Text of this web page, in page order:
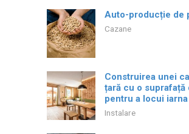
Auto-producție de
Cazane
Construirea unei
țară cu o suprafață
pentru a locui
Instalare